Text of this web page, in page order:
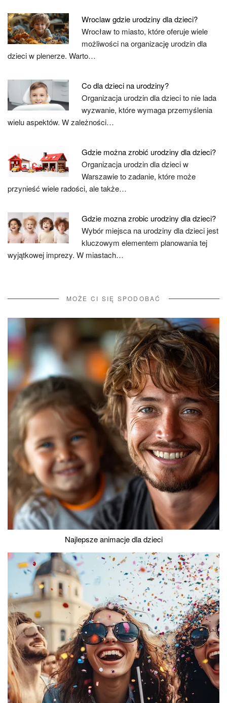
Wroclaw gdzie urodziny dla dzieci?
Wrocław to miasto, które oferuje wiele
możliwości na organizację urodzin dla
dzieci w plenerze. Warto…
Co dla dzieci na urodziny?
Organizacja urodzin dla dzieci to nie lada
wyzwanie, które wymaga przemyślenia
wielu aspektów. W zależności…
Gdzie można zrobić urodziny dla dzieci?
Organizacja urodzin dla dzieci w
Warszawie to zadanie, które może
przynieść wiele radości, ale także…
Gdzie mozna zrobic urodziny dla dzieci?
Wybór miejsca na urodziny dla dzieci jest
kluczowym elementem planowania tej
wyjątkowej imprezy. W miastach…
MOŻE CI SIĘ SPODOBAĆ
Najlepsze animacje dla dzieci